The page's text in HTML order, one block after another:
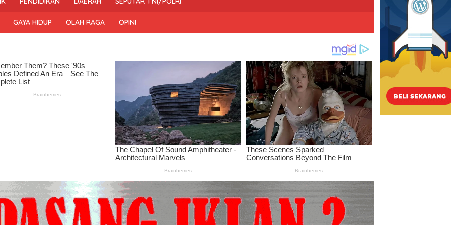
GAYA HIDUP OLAH RAGA OPINI